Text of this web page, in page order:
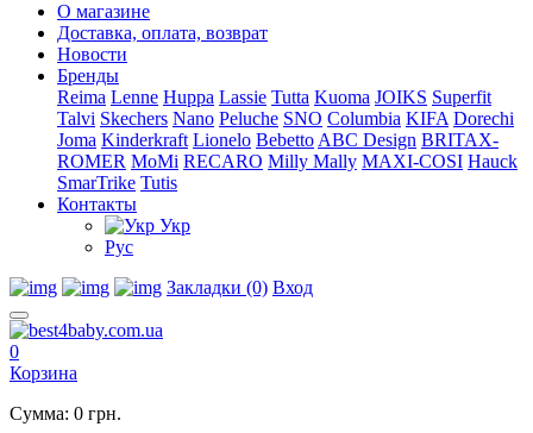
О магазине
Доставка, оплата, возврат
Новости
Бренды
Reima Lenne Huppa Lassie Tutta Kuoma JOIKS Superfit
Talvi Skechers Nano Peluche SNO Columbia KIFA Dorechi
Joma Kinderkraft Lionelo Bebetto ABC Design BRITAX-
ROMER MoMi RECARO Milly Mally MAXI-COSI Hauck
SmarTrike Tutis
Контакты
Укр
Рус
Закладки (0) Вход
0
Корзина
Сумма: 0 грн.